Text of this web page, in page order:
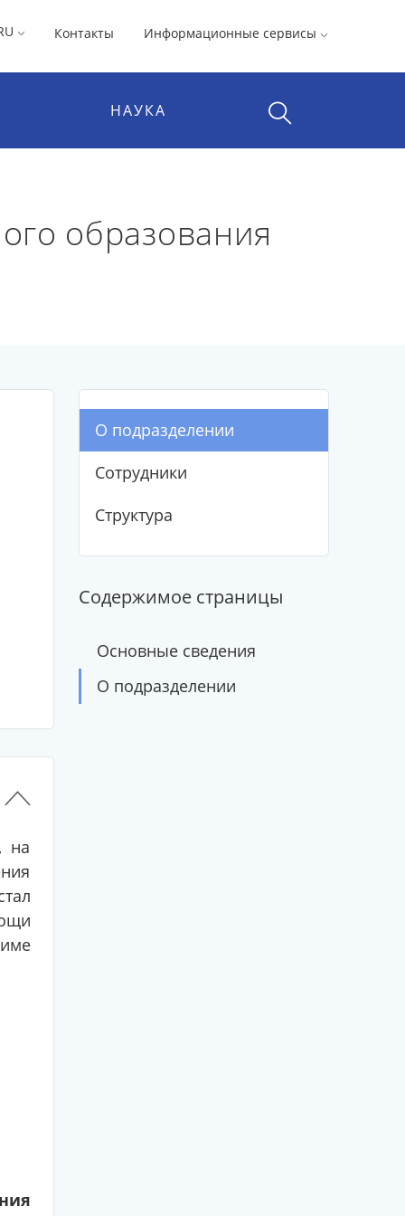
Контакты Информационные сервисы
НАУКА
образования
на
О подразделении
Сотрудники
Структура
Содержимое страницы
Основные сведения
О подразделении